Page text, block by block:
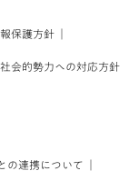
保護方針
会的勢力への対応方針
の連携について